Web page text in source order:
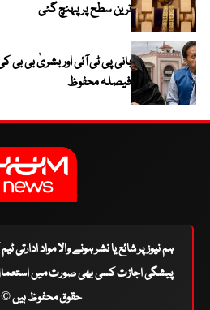
ترین سطح پر پہنچ گئی
بانی پی ٹی آئی اور بشریٰ بی
فیصلہ محفوظ
ہم نیوز پر شائع یا نشر ہونے والا مواد
پیشگی اجازت کسی بھی صورت میں استعمال
حقوق محفوظ ہیں © 2026